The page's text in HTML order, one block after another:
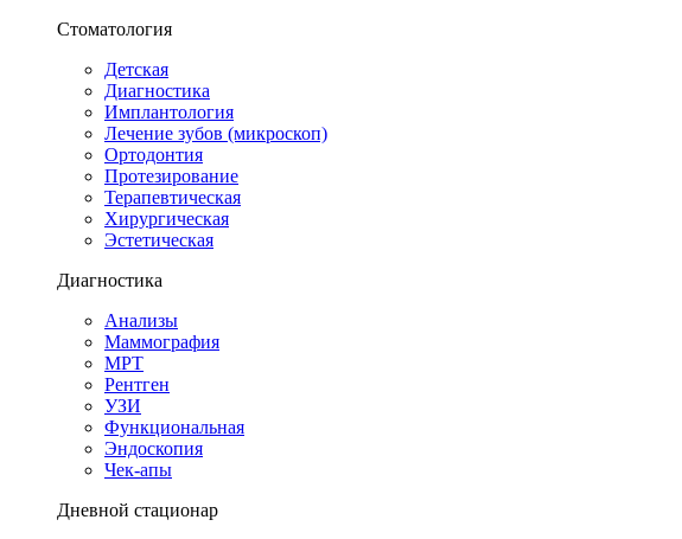
Стоматология
Детская
Диагностика
Имплантология
Лечение зубов (микроскоп)
Ортодонтия
Протезирование
Терапевтическая
Хирургическая
Эстетическая
Диагностика
Анализы
Маммография
МРТ
Рентген
УЗИ
Функциональная
Эндоскопия
Чек-апы
Дневной стационар